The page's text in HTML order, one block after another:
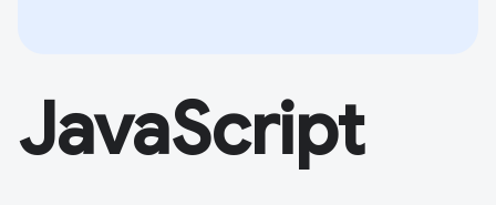
JavaScript